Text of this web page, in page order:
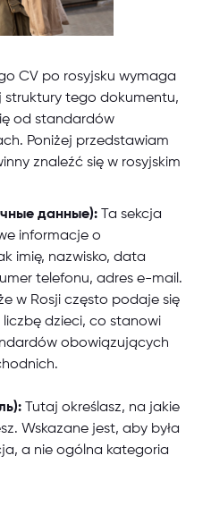
CV po rosyjsku wymaga
struktury tego dokumentu,
od standardów
Poniżej przedstawiam
znaleźć się w rosyjskim
данные): Ta sekcja
informacje o
imię, nazwisko, data
telefonu, adres e-mail.
w Rosji często podaje się
dzieci, co stanowi
obowiązujących
Tutaj określasz, na jakie
Wskazane jest, aby była
a nie ogólna kategoria